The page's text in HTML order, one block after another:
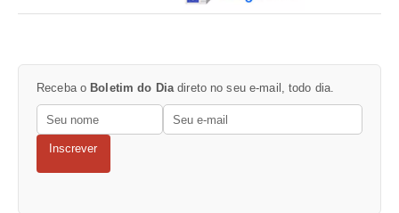
Receba o Boletim do Dia direto no seu e-mail, todo dia.
Inscrever